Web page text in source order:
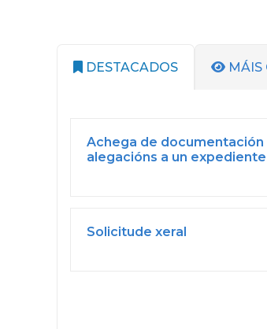
DESTACADOS MÁIS
Achega de documentación
alegacións a un expediente
Solicitude xeral